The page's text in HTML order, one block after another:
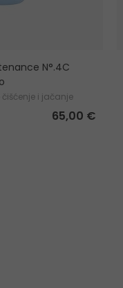
N°.4C
i jačanje
65,00 €